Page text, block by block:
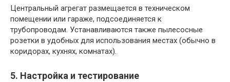
Центральный агрегат размещается в техническом
помещении или гараже, подсоединяется к
трубопроводам. Устанавливаются также пылесосные
розетки в удобных для использования местах (обычно в
коридорах, кухнях, комнатах).
5. Настройка и тестирование